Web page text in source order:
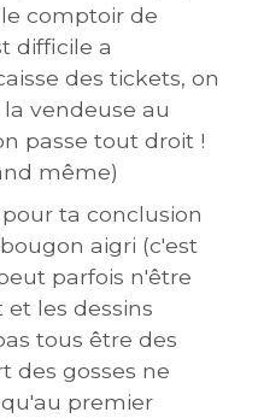
le comptoir de
difficile a
des tickets, on
vendeuse au
passe tout droit !
même)
ta conclusion
aigri (c'est
parfois n'être
les dessins
tous être des
des gosses ne
premier